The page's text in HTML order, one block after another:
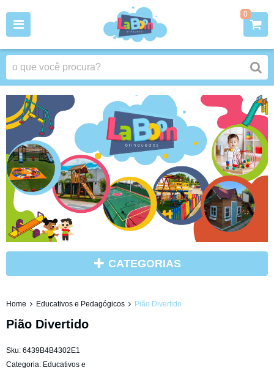
0
CATEGORIAS
Home Educativos e Pedagógicos Pião Divertido
Pião Divertido
Sku: 6439B4B4302E1
Categoria: Educativos e